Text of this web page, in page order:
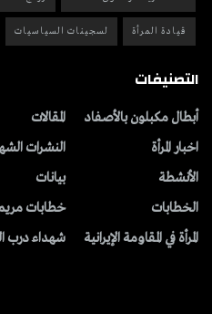
قيادة المرأة لسجينات السياسيات
التصنيفات
أبطال مكبلون بالأصفاد
اخبار المرأة
الأنشطة
الخطابات
المرأة في المقاومة الإيرانية
المقالات
النشرات
بیانات
خطابات
شهداء درب